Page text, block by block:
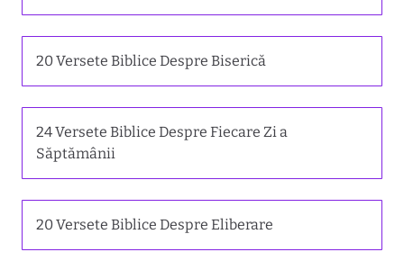
20 Versete Biblice Despre Biserică
24 Versete Biblice Despre Fiecare Zi a
Săptămânii
20 Versete Biblice Despre Eliberare